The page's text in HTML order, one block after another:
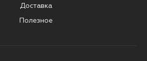
Доставка
Полезное